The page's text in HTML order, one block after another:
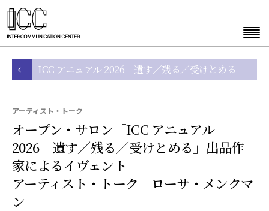
ICC アニュアル 2026 遺す／残る／受けとめる
アーティスト・トーク
オープン・サロン「ICC アニュアル
2026 遺す／残る／受けとめる」出品作
家によるイヴェント
アーティスト・トーク ローサ・メンクマ
ン